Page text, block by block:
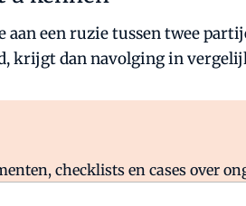
een ruzie tussen twee
krijgt dan navolging in
checklists en cases over